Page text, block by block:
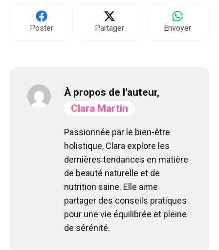
Poster Partager Envoyer
À propos de l’auteur,
Clara Martin
Passionnée par le bien-être
holistique, Clara explore les
dernières tendances en matière
de beauté naturelle et de
nutrition saine. Elle aime
partager des conseils pratiques
pour une vie équilibrée et pleine
de sérénité.